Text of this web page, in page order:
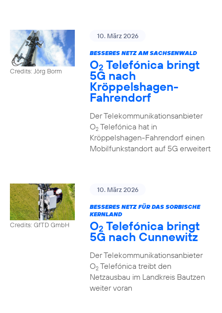
Credits: Jörg Borm
10. März 2026
BESSERES NETZ AM SACHSENWALD
O2 Telefónica bringt
5G nach
Kröppelshagen-
Fahrendorf
Der Telekommunikationsanbieter
O2Telefónica hat in
Kröppelshagen-Fahrendorf einen
Mobilfunkstandort auf 5G erweitert
Credits: GfTD GmbH
10. März 2026
BESSERES NETZ FÜR DAS SORBISCHE
KERNLAND
O2 Telefónica bringt
5G nach Cunnewitz
Der Telekommunikationsanbieter
O2Telefónica treibt den
Netzausbau im Landkreis Bautzen
weiter voran